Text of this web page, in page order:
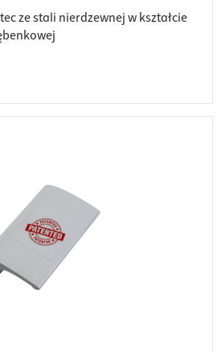
ze stali nierdzewnej w kształcie